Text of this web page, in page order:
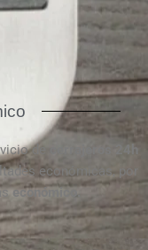
de
cerrajeros 24h
económicas, por
económico.